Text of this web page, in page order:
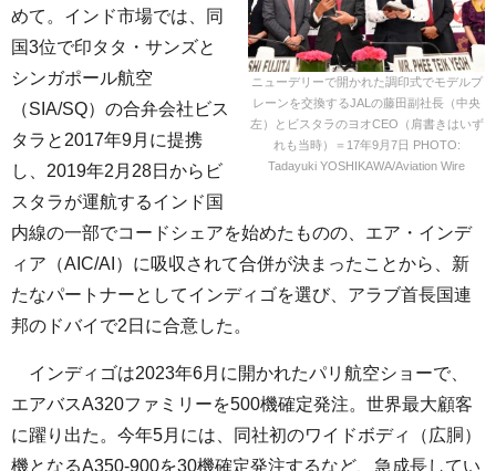
ニューデリーで開かれた調印式でモデルプ
レーンを交換するJALの藤田副社長（中央
左）とビスタラのヨオCEO（肩書きはいず
れも当時）＝17年9月7日 PHOTO:
Tadayuki YOSHIKAWA/Aviation Wire
めて。インド市場では、同
国3位で印タタ・サンズと
シンガポール航空
（SIA/SQ）の合弁会社ビス
タラと2017年9月に提携
し、2019年2月28日からビ
スタラが運航するインド国
内線の一部でコードシェアを始めたものの、エア・インデ
ィア（AIC/AI）に吸収されて合併が決まったことから、新
たなパートナーとしてインディゴを選び、アラブ首長国連
邦のドバイで2日に合意した。
インディゴは2023年6月に開かれたパリ航空ショーで、
エアバスA320ファミリーを500機確定発注。世界最大顧客
に躍り出た。今年5月には、同社初のワイドボディ（広胴）
機となるA350-900を30機確定発注するなど、急成長してい